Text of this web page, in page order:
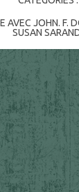
AVEC JOHN. F.
SUSAN